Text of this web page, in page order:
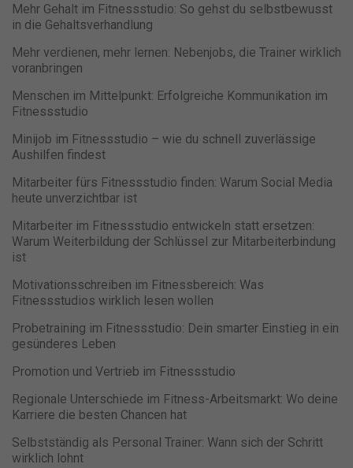
Mehr Gehalt im Fitnessstudio: So gehst du selbstbewusst
in die Gehaltsverhandlung
Mehr verdienen, mehr lernen: Nebenjobs, die Trainer wirklich
voranbringen
Menschen im Mittelpunkt: Erfolgreiche Kommunikation im
Fitnessstudio
Minijob im Fitnessstudio – wie du schnell zuverlässige
Aushilfen findest
Mitarbeiter fürs Fitnessstudio finden: Warum Social Media
heute unverzichtbar ist
Mitarbeiter im Fitnessstudio entwickeln statt ersetzen:
Warum Weiterbildung der Schlüssel zur Mitarbeiterbindung
ist
Motivationsschreiben im Fitnessbereich: Was
Fitnessstudios wirklich lesen wollen
Probetraining im Fitnessstudio: Dein smarter Einstieg in ein
gesünderes Leben
Promotion und Vertrieb im Fitnessstudio
Regionale Unterschiede im Fitness-Arbeitsmarkt: Wo deine
Karriere die besten Chancen hat
Selbstständig als Personal Trainer: Wann sich der Schritt
wirklich lohnt